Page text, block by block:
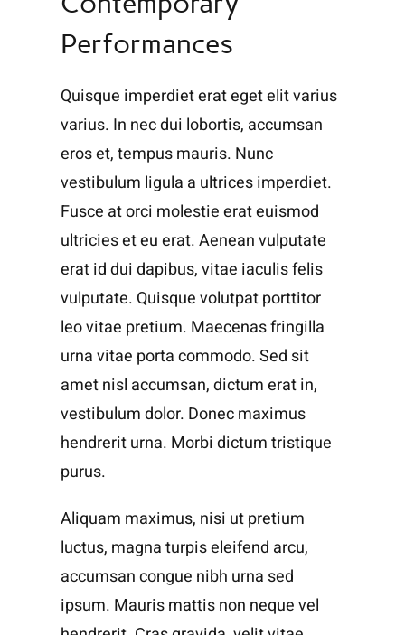
Performances
Quisque imperdiet erat eget elit varius
varius. In nec dui lobortis, accumsan
eros et, tempus mauris. Nunc
vestibulum ligula a ultrices imperdiet.
Fusce at orci molestie erat euismod
ultricies et eu erat. Aenean vulputate
erat id dui dapibus, vitae iaculis felis
vulputate. Quisque volutpat porttitor
leo vitae pretium. Maecenas fringilla
urna vitae porta commodo. Sed sit
amet nisl accumsan, dictum erat in,
vestibulum dolor. Donec maximus
hendrerit urna. Morbi dictum tristique
purus.
Aliquam maximus, nisi ut pretium
luctus, magna turpis eleifend arcu,
accumsan congue nibh urna sed
ipsum. Mauris mattis non neque vel